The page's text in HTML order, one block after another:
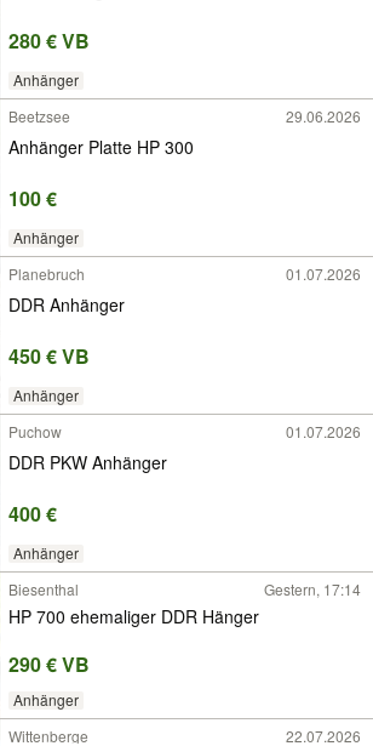
280 € VB
Anhänger
Beetzsee 29.06.2026
Anhänger Platte HP 300
100 €
Anhänger
Planebruch 01.07.2026
DDR Anhänger
450 € VB
Anhänger
Puchow 01.07.2026
DDR PKW Anhänger
400 €
Anhänger
Biesenthal Gestern, 17:14
HP 700 ehemaliger DDR Hänger
290 € VB
Anhänger
Wittenberge
22.07.2026